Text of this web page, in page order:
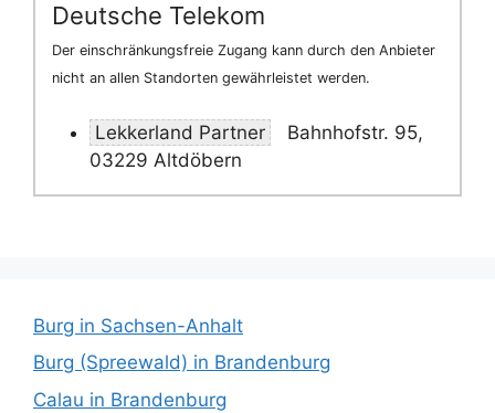
Deutsche Telekom
Der einschränkungsfreie Zugang kann durch den Anbieter
nicht an allen Standorten gewährleistet werden.
Lekkerland Partner
Bahnhofstr. 95,
03229 Altdöbern
Burg in Sachsen-Anhalt
Burg (Spreewald) in Brandenburg
Calau in Brandenburg